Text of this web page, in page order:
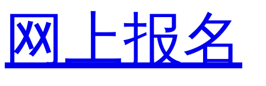
网上报名